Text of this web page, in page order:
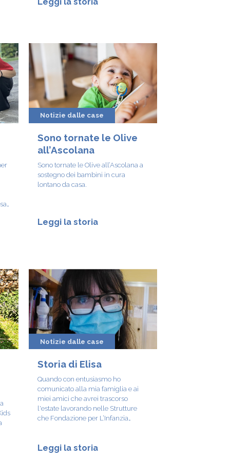
Notizie dalle case
Sono tornate le Olive
all’Ascolana
Sono tornate le Olive all’Ascolana a
sostegno dei bambini in cura
lontano da casa.
Leggi la storia
Notizie dalle case
Storia di Elisa
Quando con entusiasmo ho
comunicato alla mia famiglia e ai
miei amici che avrei trascorso
l'estate lavorando nelle Strutture
che Fondazione per L’Infanzia
e stupore nei loro occhi
Leggi la storia